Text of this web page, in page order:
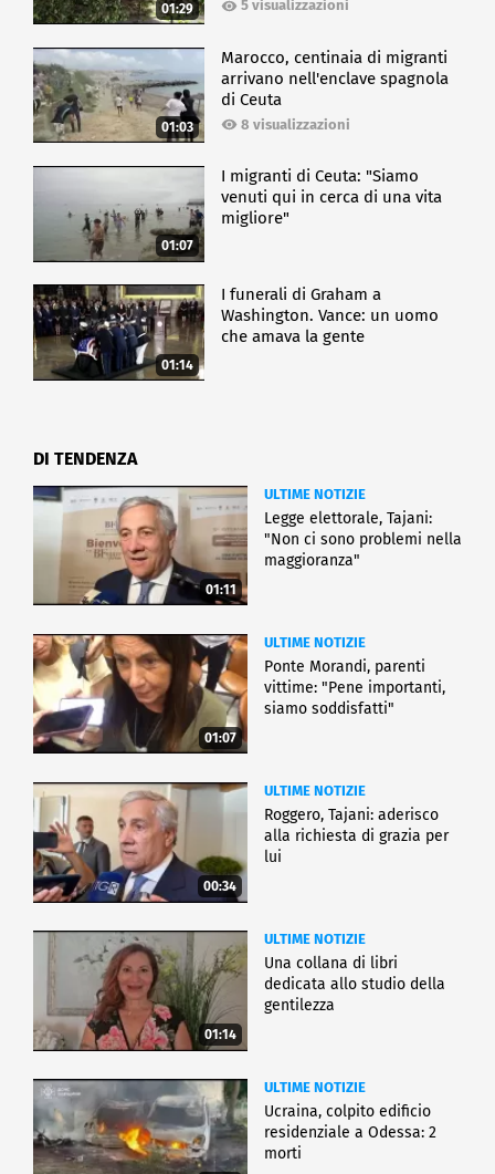
01:29 5 visualizzazioni
01:03
Marocco, centinaia di migranti
arrivano nell'enclave spagnola
di Ceuta
8 visualizzazioni
01:07
I migranti di Ceuta: "Siamo
venuti qui in cerca di una vita
migliore"
01:14
I funerali di Graham a
Washington. Vance: un uomo
che amava la gente
DI TENDENZA
01:11
ULTIME NOTIZIE
Legge elettorale, Tajani:
"Non ci sono problemi nella
maggioranza"
01:07
ULTIME NOTIZIE
Ponte Morandi, parenti
vittime: "Pene importanti,
siamo soddisfatti"
00:34
ULTIME NOTIZIE
Roggero, Tajani: aderisco
alla richiesta di grazia per
lui
01:14
ULTIME NOTIZIE
Una collana di libri
dedicata allo studio della
gentilezza
ULTIME NOTIZIE
Ucraina, colpito edificio
residenziale a Odessa: 2
morti